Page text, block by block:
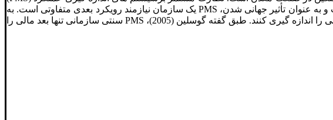
در محیط کسب و کار امروزی مانند دهه های 1970 و 1980 نیست. ماهیت کسب و کار امروزی منحصر به فرد و پویا است و به عنوان تأثیر جهانی شدن، PMS یک سازمان نیازمند رویکرد بعدی متفاوتی است. به
منظور ارائه اطلاعات مفید به مدیران و باقی ماندن رقابتی در بازار جهانی، سازمان ها باید تمام جنبه های عملکرد سازمانی را اندازه گیری کنند. طبق گفته گوسلین (2005)، PMS سنتی سازمانی تنها بعد مالی را